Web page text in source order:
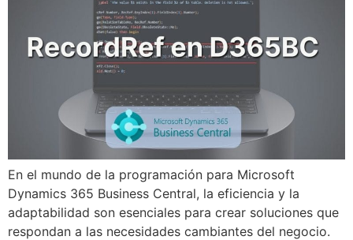
En el mundo de la programación para Microsoft
Dynamics 365 Business Central, la eficiencia y la
adaptabilidad son esenciales para crear soluciones que
respondan a las necesidades cambiantes del negocio.